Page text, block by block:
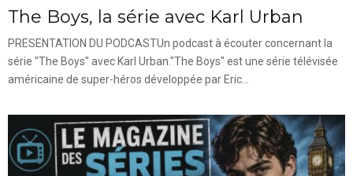
The Boys, la série avec Karl Urban
PRESENTATION DU PODCASTUn podcast à écouter concernant la
série "The Boys" avec Karl Urban."The Boys" est une série télévisée
américaine de super-héros développée par Eric...